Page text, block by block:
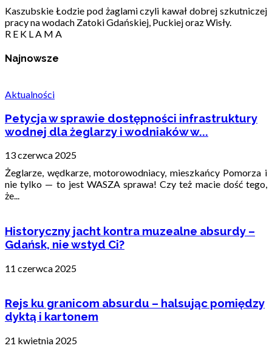
Kaszubskie Łodzie pod żaglami czyli kawał dobrej szkutniczej
pracy na wodach Zatoki Gdańskiej, Puckiej oraz Wisły.
R E K L A M A
Najnowsze
Aktualności
Petycja w sprawie dostępności infrastruktury
wodnej dla żeglarzy i wodniaków w...
13 czerwca 2025
Żeglarze, wędkarze, motorowodniacy, mieszkańcy Pomorza i
nie tylko — to jest WASZA sprawa! Czy też macie dość tego,
że...
Historyczny jacht kontra muzealne absurdy –
Gdańsk, nie wstyd Ci?
11 czerwca 2025
Rejs ku granicom absurdu – halsując pomiędzy
dyktą i kartonem
21 kwietnia 2025